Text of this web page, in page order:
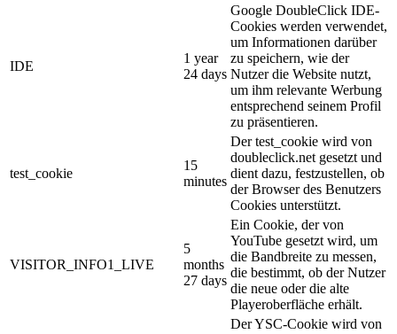
IDE
1 year
24 days
Google DoubleClick IDE-
Cookies werden verwendet,
um Informationen darüber
zu speichern, wie der
Nutzer die Website nutzt,
um ihm relevante Werbung
entsprechend seinem Profil
zu präsentieren.
test_cookie
15
minutes
Der test_cookie wird von
doubleclick.net gesetzt und
dient dazu, festzustellen, ob
der Browser des Benutzers
Cookies unterstützt.
VISITOR_INFO1_LIVE
5
months
27 days
Ein Cookie, der von
YouTube gesetzt wird, um
die Bandbreite zu messen,
die bestimmt, ob der Nutzer
die neue oder die alte
Playeroberfläche erhält.
Der YSC-Cookie wird von